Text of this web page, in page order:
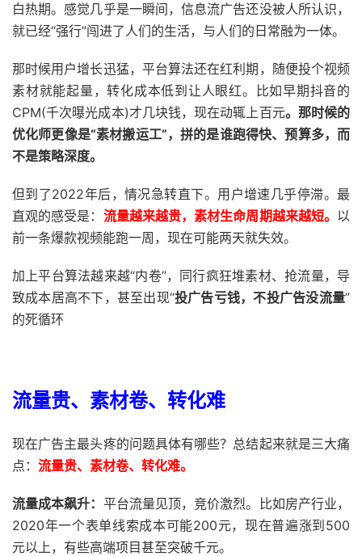
白热期。感觉几乎是一瞬间，信息流广告还没被人所认识，
就已经“强行”闯进了人们的生活，与人们的日常融为一体。
那时候用户增长迅猛，平台算法还在红利期，随便投个视频
素材就能起量，转化成本低到让人眼红。比如早期抖音的
CPM(千次曝光成本)才几块钱，现在动辄上百元。那时候的
优化师更像是“素材搬运工”，拼的是谁跑得快、预算多，而
不是策略深度。
但到了2022年后，情况急转直下。用户增速几乎停滞。最
直观的感受是： 流量越来越贵，素材生命周期越来越短。 以
前一条爆款视频能跑一周，现在可能两天就失效。
加上平台算法越来越“内卷”，同行疯狂堆素材、抢流量，导
致成本居高不下，甚至出现“投广告亏钱，不投广告没流量”
的死循环
流量贵、素材卷、转化难
现在广告主最头疼的问题具体有哪些？总结起来就是三大痛
点： 流量贵、素材卷、转化难。
流量成本飙升： 平台流量见顶，竞价激烈。比如房产行业，
2020年一个表单线索成本可能200元，现在普遍涨到500
元以上，有些高端项目甚至突破千元。